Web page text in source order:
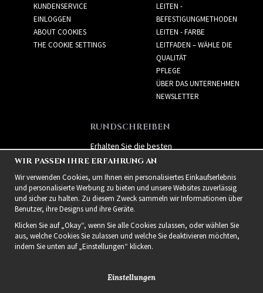
KUNDENSERVICE
EINLOGGEN
ABOUT COOKIES
THE COOKIE SETTINGS
LEITEN -
BEFESTIGUNGMETHODEN
LEITEN - FARBE
LEITFADEN – WÄHLE DIE
QUALITÄT
PFLEGE
ÜBER DAS UNTERNEHMEN
NEWSLETTER
RUNDSCHREIBEN
Erhalten Sie die besten
Angebote und spannende
neue Produkte!
WIR PASSEN IHRE ERFAHRUNG AN
Wir verwenden Cookies, um Ihnen ein personalisiertes Einkaufserlebnis
und personalisierte Werbung zu bieten und unsere Websites zuverlässig
und sicher zu halten. Zu diesem Zweck sammeln wir Informationen über
Benutzer, ihre Designs und ihre Geräte.
Klicken Sie auf „Okay“, wenn Sie alle Cookies zulassen, oder wählen Sie
aus, welche Cookies Sie zulassen und welche Sie deaktivieren möchten,
indem Sie unten auf „Einstellungen“ klicken.
Einstellungen